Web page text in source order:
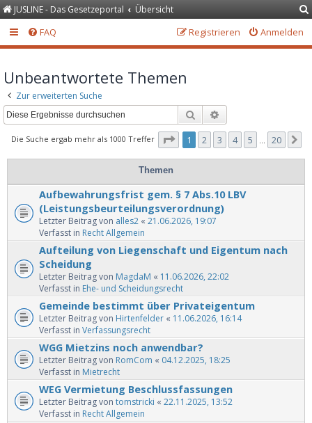
JUSLINE - Das Gesetzeportal Übersicht
FAQ Anmelden
Registrieren
Unbeantwortete Themen
Zur erweiterten Suche
Suche
Die Suche ergab mehr als 1000 Treffer Seite 1von 20
1 2 3 4 5 20
Themen
Aufbewahrungsfrist gem. § 7 Abs.10 LBV
(Leistungsbeurteilungsverordnung)
Letzter Beitrag von alles2 « 21.06.2026, 19:07
Verfasst in Recht Allgemein
Aufteilung von Liegenschaft und Eigentum nach
Scheidung
Letzter Beitrag von MagdaM « 11.06.2026, 22:02
Verfasst in Ehe- und Scheidungsrecht
Gemeinde bestimmt über Privateigentum
Letzter Beitrag von Hirtenfelder « 11.06.2026, 16:14
Verfasst in Verfassungsrecht
WGG Mietzins noch anwendbar?
Letzter Beitrag von RomCom « 04.12.2025, 18:25
Verfasst in Mietrecht
WEG Vermietung Beschlussfassungen
Letzter Beitrag von tomstricki « 22.11.2025, 13:52
Verfasst in Recht Allgemein